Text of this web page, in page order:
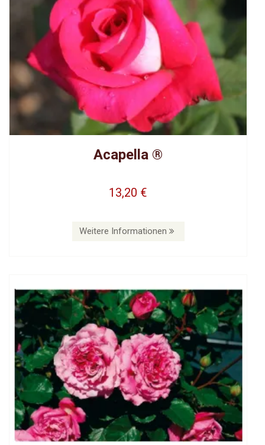
Acapella ®
13,20 €
Weitere Informationen